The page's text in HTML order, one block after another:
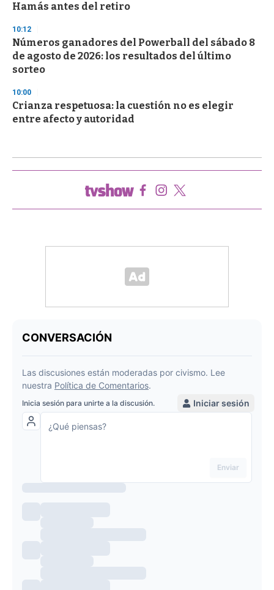
Hamás antes del retiro
10:12
Números ganadores del Powerball del sábado 8
de agosto de 2026: los resultados del último
sorteo
10:00
Crianza respetuosa: la cuestión no es elegir
entre afecto y autoridad